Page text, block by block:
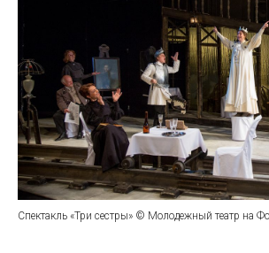
Спектакль «Три сестры» © Молодежный театр на